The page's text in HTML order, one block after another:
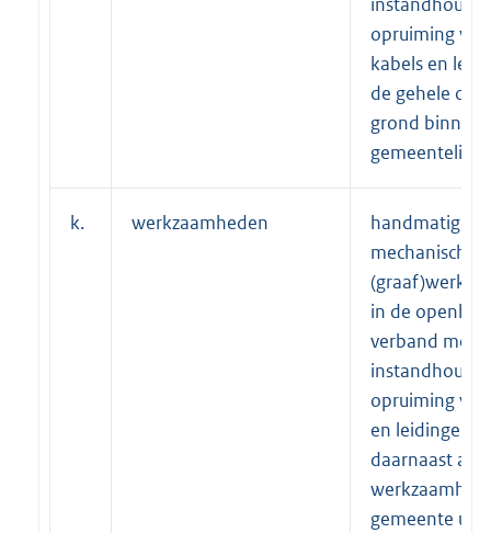
opruiming
kabels en
de gehele
grond binnen
gemeentelijke
k. werkzaamheden
handmatige
mechanische
in de
verband met
opruiming
en leidingen,
daarnaast alle
gemeente uit